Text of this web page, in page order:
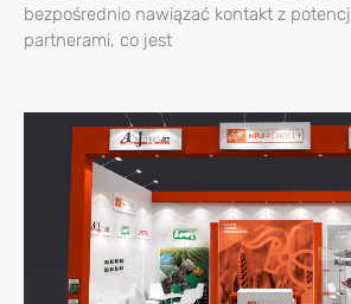
bezpośrednio nawiązać kontakt z
partnerami, co jest